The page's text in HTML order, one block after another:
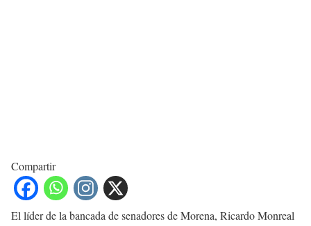
Compartir
El líder de la bancada de senadores de Morena, Ricardo Monreal